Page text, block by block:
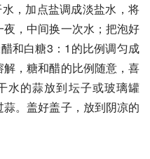
，加点盐调成淡盐水，将
，中间换一次水；把泡好
和白糖3：1的比例调匀成
，糖和醋的比例随意，喜
水的蒜放到坛子或玻璃罐
。盖好盖子，放到阴凉的